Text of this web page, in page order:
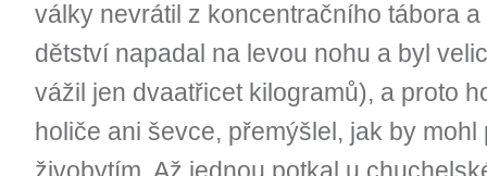
války nevrátil z koncentračního tábora
dětství napadal na levou nohu a byl
vážil jen dvaatřicet kilogramů), a proto
holiče ani ševce, přemýšlel, jak by